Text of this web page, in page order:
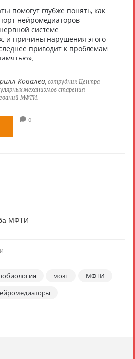
помогут глубже понять, как
нейромедиаторов
системе
и причины нарушения этого
приводит к проблемам
Ковалев, сотрудник Центра
механизмов старения
МФТИ.
0
МФТИ
мозг
МФТИ